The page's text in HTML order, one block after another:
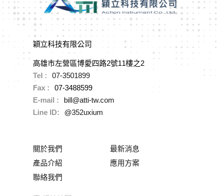
穎立科技有限公司
高雄市左營區博愛四路2號11樓之2
Tel :
07-3501899
Fax :
07-3488599
E-mail :
bill@atti-tw.com
Line ID:
@352uxium
關於我們
最新消息
產品介紹
應用方案
聯絡我們